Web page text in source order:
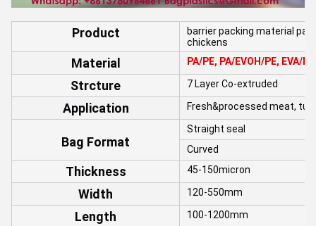
Product
barrier packing material pa
chickens
Material PA/PE, PA/EVOH/PE, EVA/PE
Strcture 7 Layer Co-extruded
Application Fresh&processed meat,
Bag Format
Straight seal
Curved
Thickness 45-150micron
Width 120-550mm
Length 100-1200mm